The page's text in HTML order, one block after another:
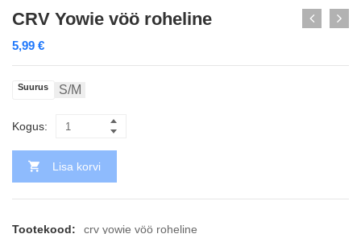
CRV Yowie vöö roheline
5,99 €
Suurus S/M
Kogus:
Lisa korvi
Tootekood:
crv yowie vöö roheline